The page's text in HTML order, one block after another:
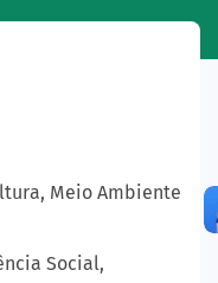
Meio Ambiente
Social,